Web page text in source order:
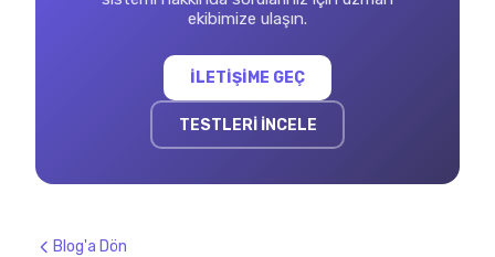
ekibimize ulaşın.
İLETİŞİME GEÇ
TESTLERİ İNCELE
Blog'a Dön